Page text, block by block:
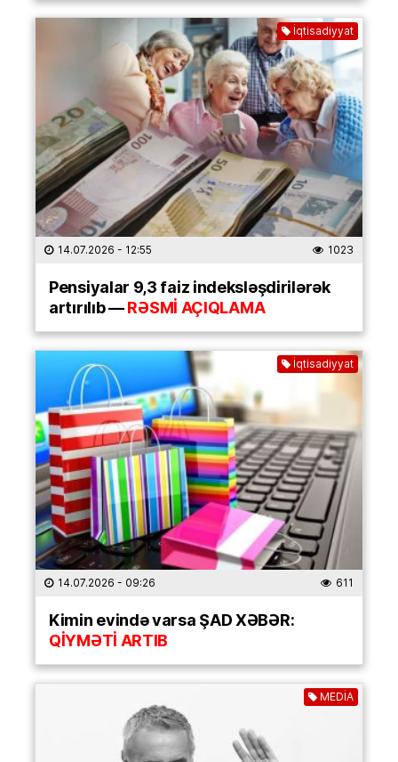
İqtisadiyyat
14.07.2026 - 12:55 1023
Pensiyalar 9,3 faiz indeksləşdirilərək
artırılıb —RƏSMİ AÇIQLAMA
İqtisadiyyat
14.07.2026 - 09:26 611
Kimin evində varsa ŞAD XƏBƏR:
QİYMƏTİ ARTIB
MEDİA